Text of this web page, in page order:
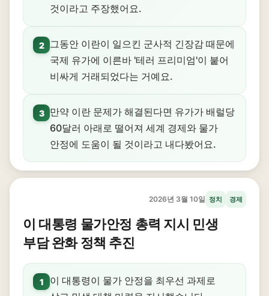
것이라고 주장했어요.
2
그동안 이란이 일으킨 군사적 긴장감 때문에
국제 유가에 이른바 '테러 프리미엄'이 붙어
비싸게 거래되었다는 거예요.
3
만약 이란 문제가 해결된다면 유가가 배럴당
60달러 아래로 떨어져 세계 경제와 물가
안정에 도움이 될 것이라고 내다봤어요.
2026년 3월 10일 정치 경제
이 대통령 물가안정 총력 지시 민생
부담 완화 정책 추진
1
이 대통령이 물가 안정을 최우선 과제로